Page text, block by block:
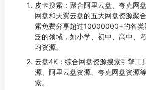
皮卡搜索：聚合阿里云盘、夸克网
网盘和天翼云盘的五大网盘资源聚
索免费分享超过10000000+的各类
泛的领域，如小学、初中、高中、
习资源。
云盘4K：综合网盘资源搜索引擎工
源、阿里云盘资源、夸克网盘资源
索。